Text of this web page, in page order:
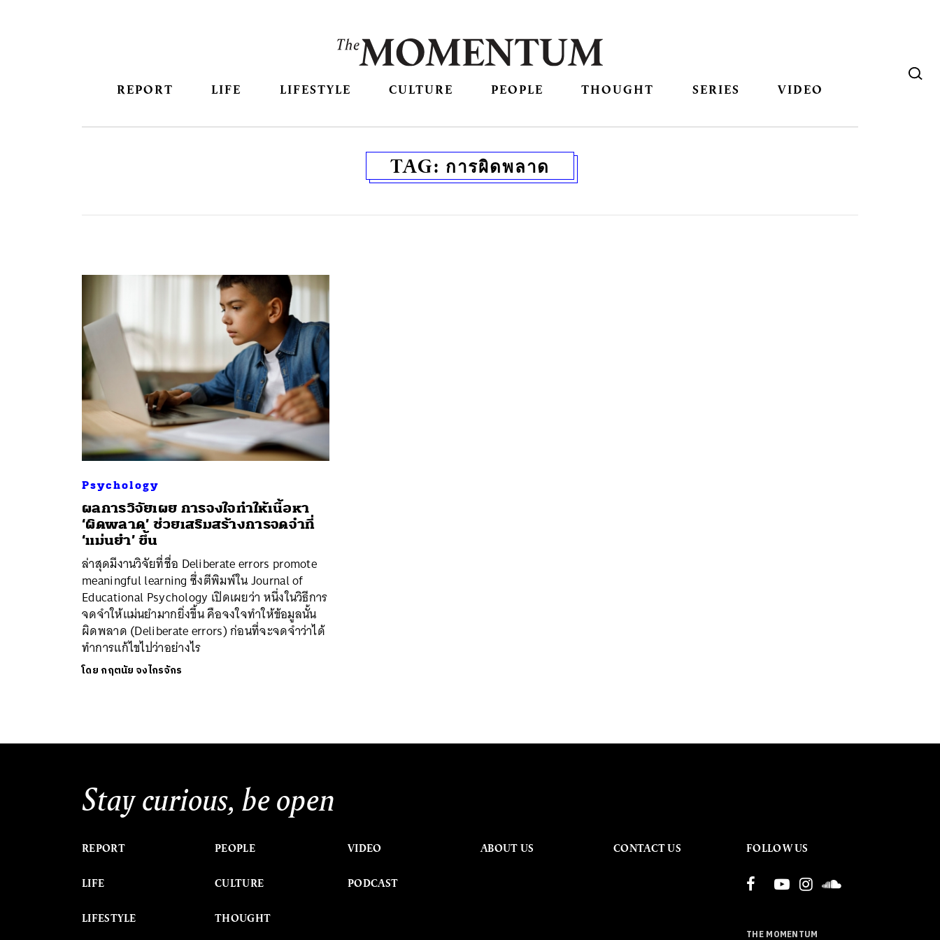
REPORT LIFE LIFESTYLE CULTURE PEOPLE THOUGHT SERIES VIDEO
TAG: การผิดพลาด
Psychology
ผลการวิจัยเผย การจงใจทำให้เนื้อหา
‘ผิดพลาด’ ช่วยเสริมสร้างการจดจำที่
‘แม่นยำ’ ขึ้น
ล่าสุดมีงานวิจัยที่ชื่อ Deliberate errors promote
meaningful learning ซึ่งตีพิมพ์ใน Journal of
Educational Psychology เปิดเผยว่า หนึ่งในวิธีการ
จดจำให้แม่นยำมากยิ่งขึ้น คือจงใจทำให้ข้อมูลนั้น
ผิดพลาด (Deliberate errors) ก่อนที่จะจดจำว่าได้
ทำการแก้ไขไปว่าอย่างไร
โดย กฤตนัย จงไกรจักร
Stay curious, be open
REPORT
LIFE
LIFESTYLE
PEOPLE
CULTURE
THOUGHT
VIDEO
PODCAST
ABOUT US CONTACT US FOLLOW US
THE MOMENTUM